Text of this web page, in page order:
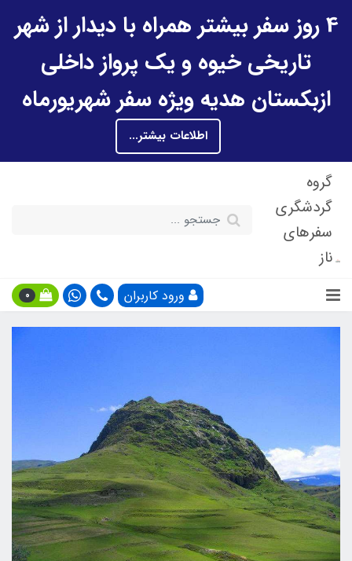
4 روز سفر بیشتر همراه با دیدار از شهر
تاریخی خیوه و یک پرواز داخلی
ازبکستان هدیه ویژه سفر شهریورماه
اطلاعات بیشتر...
گروه
گردشگری
سفرهای
ناز
ورود کاربران 0